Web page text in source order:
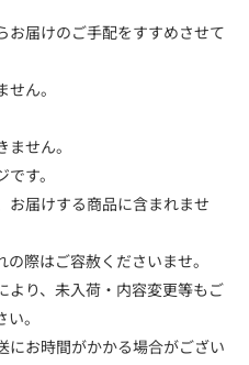
届けのご手配をすすめさせて
ん。
せん。
す。
届けする商品に含まれませ
際はご容赦くださいませ。
り、未入荷・内容変更等もご
。
お時間がかかる場合がござい